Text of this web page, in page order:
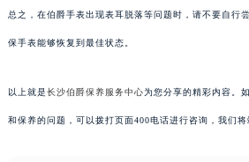
总之，在伯爵手表出现表耳脱落等问题时，请不要自行
保手表能够恢复到最佳状态。
以上就是长沙伯爵保养服务中心为您分享的精彩内容。
和保养的问题，可以拨打页面400电话进行咨询，我们将